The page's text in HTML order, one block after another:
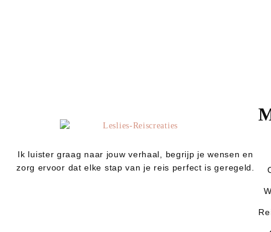
Ik luister graag naar jouw verhaal, begrijp je wensen en
zorg ervoor dat elke stap van je reis perfect is geregeld.